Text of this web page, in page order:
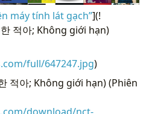
máy tính lát gạch”](!
적아; Không giới hạn)
full/647247.jpg)
적아; Không giới hạn) (Phiên